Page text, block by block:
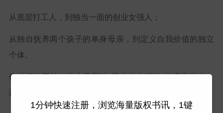
从底层打工人，到独当一面的创业女强人；
从独自抚养两个孩子的单身母亲，到定义自我价值的独立
个体。
作者想分享的，从未是那种“迎合他人期待”的完美范本，
而是
1分钟快速注册，浏览海量版权书讯，1键